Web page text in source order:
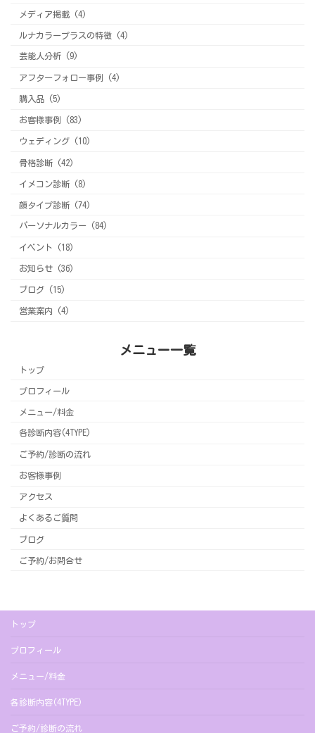
メディア掲載 (4)
ルナカラープラスの特徴 (4)
芸能人分析 (9)
アフターフォロー事例 (4)
購入品 (5)
お客様事例 (83)
ウェディング (10)
骨格診断 (42)
イメコン診断 (8)
顔タイプ診断 (74)
パーソナルカラー (84)
イベント (18)
お知らせ (36)
ブログ (15)
営業案内 (4)
メニュー一覧
トップ
プロフィール
メニュー/料金
各診断内容(4TYPE)
ご予約/診断の流れ
お客様事例
アクセス
よくあるご質問
ブログ
ご予約/お問合せ
トップ
プロフィール
メニュー/料金
各診断内容(4TYPE)
ご予約/診断の流れ